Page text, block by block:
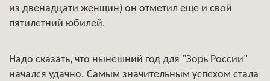
из двенадцати женщин) он отметил еще и свой
пятилетний юбилей.
Надо сказать, что нынешний год для "Зорь России"
начался удачно. Самым значительным успехом стала